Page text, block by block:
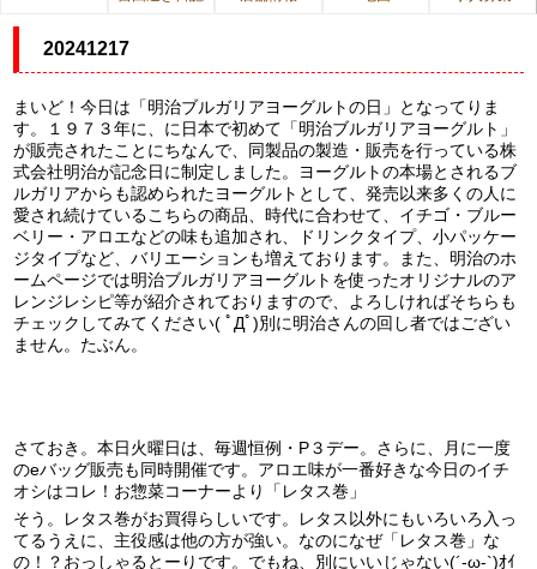
20241217
まいど！今日は「明治ブルガリアヨーグルトの日」となってりま
す。１９７３年に、に日本で初めて「明治ブルガリアヨーグルト」
が販売されたことにちなんで、同製品の製造・販売を行っている株
式会社明治が記念日に制定しました。ヨーグルトの本場とされるブ
ルガリアからも認められたヨーグルトとして、発売以来多くの人に
愛され続けているこちらの商品、時代に合わせて、イチゴ・ブルー
ベリー・アロエなどの味も追加され、ドリンクタイプ、小パッケー
ジタイプなど、バリエーションも増えております。また、明治のホ
ームページでは明治ブルガリアヨーグルトを使ったオリジナルのア
レンジレシピ等が紹介されておりますので、よろしければそちらも
チェックしてみてください( ﾟДﾟ)別に明治さんの回し者ではござい
ません。たぶん。
さておき。本日火曜日は、毎週恒例・P３デー。さらに、月に一度
のeバッグ販売も同時開催です。アロエ味が一番好きな今日のイチ
オシはコレ！お惣菜コーナーより「レタス巻」
そう。レタス巻がお買得らしいです。レタス以外にもいろいろ入っ
てるうえに、主役感は他の方が強い。なのになぜ「レタス巻」な
の！？おっしゃるとーりです。でもね、別にいいじゃない(´-ω-`)ｵｲ